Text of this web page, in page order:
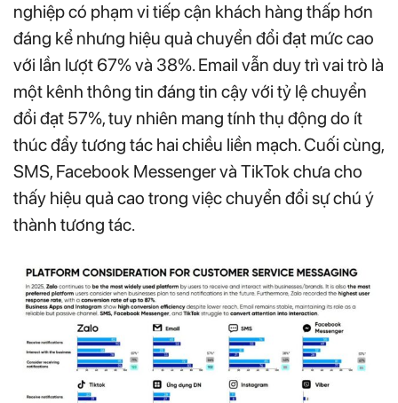
nghiệp có phạm vi tiếp cận khách hàng thấp hơn
đáng kể nhưng hiệu quả chuyển đổi đạt mức cao
với lần lượt 67% và 38%. Email vẫn duy trì vai trò là
một kênh thông tin đáng tin cậy với tỷ lệ chuyển
đổi đạt 57%, tuy nhiên mang tính thụ động do ít
thúc đẩy tương tác hai chiều liền mạch. Cuối cùng,
SMS, Facebook Messenger và TikTok chưa cho
thấy hiệu quả cao trong việc chuyển đổi sự chú ý
thành tương tác.